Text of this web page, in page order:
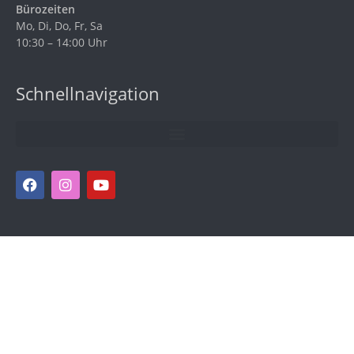
Bürozeiten
Mo, Di, Do, Fr, Sa
10:30 – 14:00 Uhr
Schnellnavigation